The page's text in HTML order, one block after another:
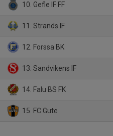
10. Gefle IF FF
11. Strands IF
12. Forssa BK
13. Sandvikens IF
14. Falu BS FK
15. FC Gute